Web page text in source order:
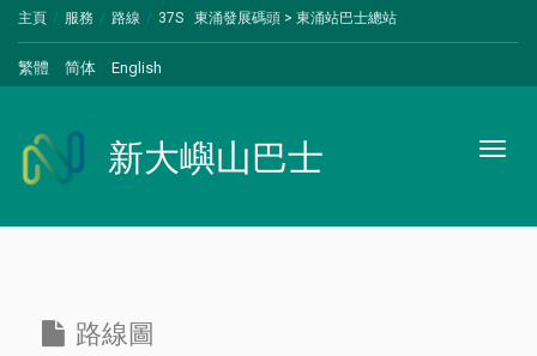
主頁 服務 路線 37S 東涌發展碼頭 > 東涌站巴士總站
繁體 简体 English
新大嶼山巴士
路線圖